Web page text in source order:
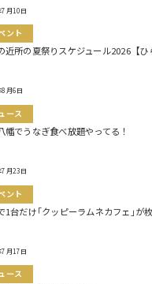
月10日
ント
近所の夏祭りスケジュール2026【ひ
月6日
ース
幡でうなぎ食べ放題やってる！
月23日
ント
1台だけ｢クッピーラムネカフェ｣が
月17日
ース